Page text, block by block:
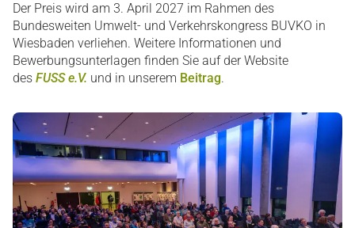
Der Preis wird am 3. April 2027 im Rahmen des
Bundesweiten Umwelt- und Verkehrskongress BUVKO in
Wiesbaden verliehen. Weitere Informationen und
Bewerbungsunterlagen finden Sie auf der Website
des FUSS e.V. und in unserem Beitrag.